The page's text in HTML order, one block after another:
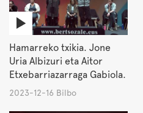
Hamarreko txikia. Jone
Uria Albizuri eta Aitor
Etxebarriazarraga Gabiola.
2023-12-16 Bilbo